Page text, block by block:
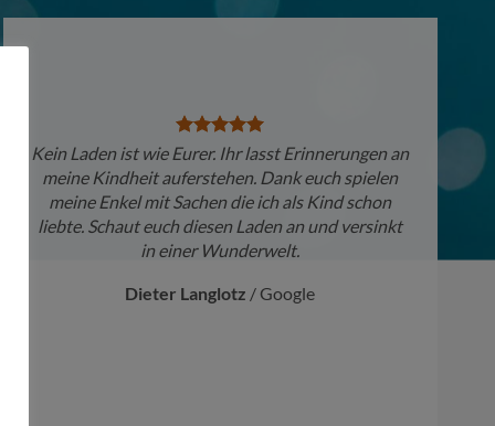
Kein Laden ist wie Eurer. Ihr lasst Erinnerungen an
meine Kindheit auferstehen. Dank euch spielen
meine Enkel mit Sachen die ich als Kind schon
liebte. Schaut euch diesen Laden an und versinkt
in einer Wunderwelt.
Dieter Langlotz / Google